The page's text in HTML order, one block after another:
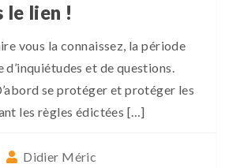
le lien !
vous la connaissez, la période
d’inquiétudes et de questions.
se protéger et protéger les
les règles édictées […]
Didier Méric